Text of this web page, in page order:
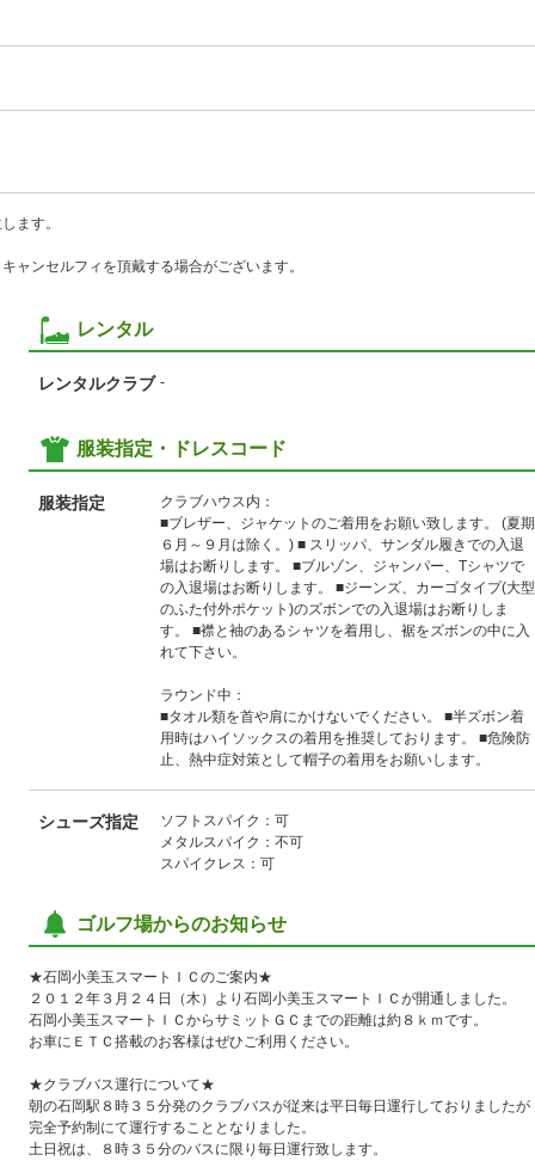
ます。
ャンセルフィを頂戴する場合がございます。
レンタル
レンタルクラブ -
服装指定・ドレスコード
服装指定
クラブハウス内：
■ブレザー、ジャケットのご着用をお願い致します。 (夏期
６月～９月は除く。) ■ スリッパ、サンダル履きでの入退
場はお断りします。 ■ブルゾン、ジャンパー、Tシャツで
の入退場はお断りします。 ■ジーンズ、カーゴタイプ(大型
のふた付外ポケット)のズボンでの入退場はお断りしま
す。 ■襟と袖のあるシャツを着用し、裾をズボンの中に入
れて下さい。
ラウンド中：
■タオル類を首や肩にかけないでください。 ■半ズボン着
用時はハイソックスの着用を推奨しております。 ■危険防
止、熱中症対策として帽子の着用をお願いします。
シューズ指定
ソフトスパイク：可
メタルスパイク：不可
スパイクレス：可
ゴルフ場からのお知らせ
★石岡小美玉スマートＩＣのご案内★
２０１２年３月２４日（木）より石岡小美玉スマートＩＣが開通しました。
石岡小美玉スマートＩＣからサミットＧＣまでの距離は約８ｋｍです。
お車にＥＴＣ搭載のお客様はぜひご利用ください。
★クラブバス運行について★
朝の石岡駅８時３５分発のクラブバスが従来は平日毎日運行しておりましたが
完全予約制にて運行することとなりました。
土日祝は、８時３５分のバスに限り毎日運行致します。